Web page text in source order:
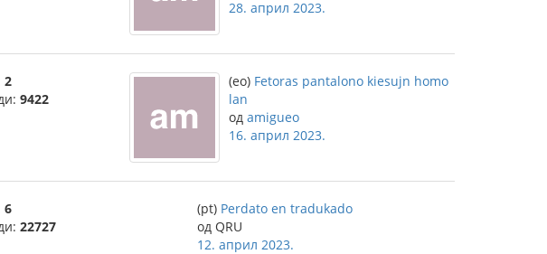
28. април 2023.
2
9422
(eo) Fetoras pantalono kiesujn homo
lan
од amigueo
16. април 2023.
6
22727
(pt) Perdato en tradukado
од QRU
12. април 2023.